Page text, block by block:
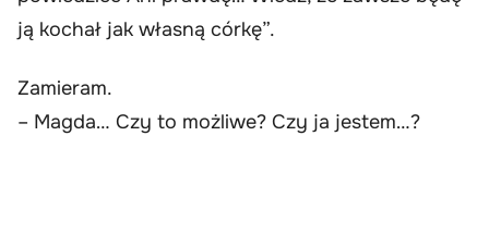
ją kochał jak własną córkę”.
Zamieram.
– Magda… Czy to możliwe? Czy ja jestem…?